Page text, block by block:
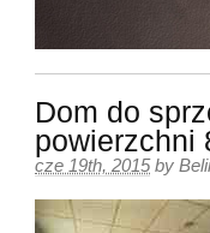
Dom do
powierzchni
cze 19th, 2015 by